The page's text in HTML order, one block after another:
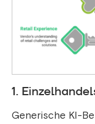
1.
Generische KI-